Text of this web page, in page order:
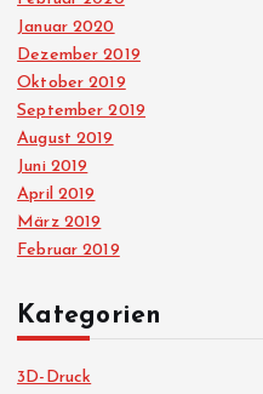
Januar 2020
Dezember 2019
Oktober 2019
September 2019
August 2019
Juni 2019
April 2019
März 2019
Februar 2019
Kategorien
3D-Druck